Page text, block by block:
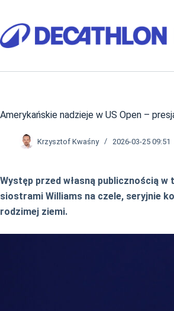
treści
Amerykańskie nadzieje w US Open –
Krzysztof Kwaśny 2026-03-25 09:51
Występ przed własną publicznością
siostrami Williams na czele, seryjnie
rodzimej ziemi.